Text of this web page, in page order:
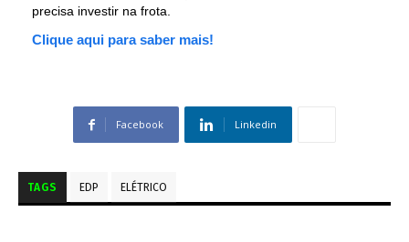
precisa investir na frota.
Clique aqui para saber mais!
Facebook Linkedin
TAGS EDP ELÉTRICO